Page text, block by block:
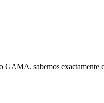
sabemos exactamente